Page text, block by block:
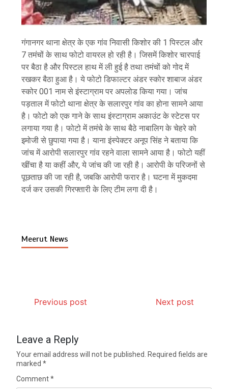
गंगानगर थाना क्षेत्र के एक गांव निवासी किशोर की 1 पिस्टल और
7 तमंचों के साथ फोटो वायरल हो रही है। जिसमें किशोर चारपाई
पर बैठा है और पिस्टल हाथ में ली हुई है तथा तमंचों को गोद में
रखकर बैठा हुआ है। ये फोटो डिफाल्टर अंडर स्कोर शाबाज अंडर
स्कोर 001 नाम से इंस्टाग्राम पर अपलोड किया गया। जांच
पड़ताल में फोटो थाना क्षेत्र के सलारपुर गांव का होना सामने आया
है। फोटो को एक गाने के साथ इंस्टाग्राम अकाउंट के स्टेटस पर
लगाया गया है। फोटो में तमंचे के साथ बैठे नाबालिग के चेहरे को
इमोजी से छुपाया गया है। याना इंस्पेक्टर अनूप सिंह ने बताया कि
जांच में आरोपी सलारपुर गांव रहने वाला सामने आया है। फोटो यहीं
खींचा है या कहीं और, ये जांच की जा रही है। आरोपी के परिजनों से
पूछताछ की जा रही है, जबकि आरोपी फरार है। घटना में मुकदमा
दर्ज कर उसकी गिरफ्तारी के लिए टीम लगा दी है।
Meerut News
Previous post Next post
Leave a Reply
Your email address will not be published. Required fields are
marked*
Comment*